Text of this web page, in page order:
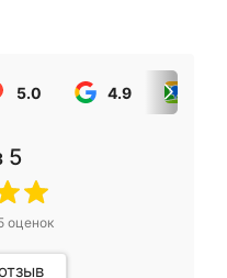
5.0 4.9
5
оценок